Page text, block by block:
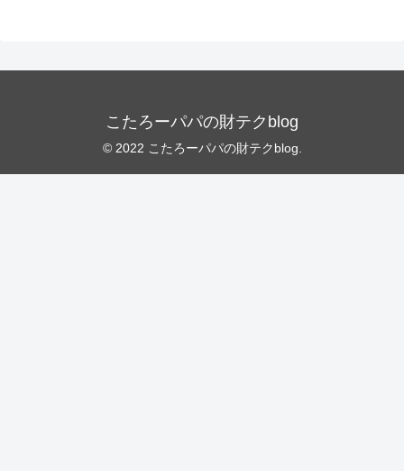
こたろーパパの財テクblog
© 2022 こたろーパパの財テクblog.